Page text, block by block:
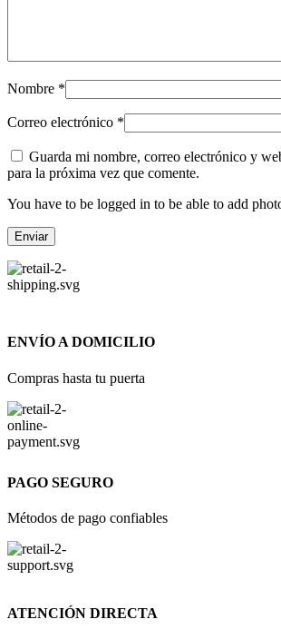
Nombre *
Correo electrónico *
Guarda mi nombre, correo electrónico y
para la próxima vez que comente.
You have to be logged in to be able to add
ENVÍO A DOMICILIO
Compras hasta tu puerta
PAGO SEGURO
Métodos de pago confiables
ATENCIÓN DIRECTA